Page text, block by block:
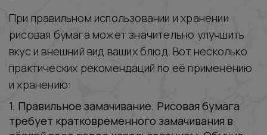
При правильном использовании и хранении
рисовая бумага может значительно улучшить
вкус и внешний вид ваших блюд. Вот несколько
практических рекомендаций по её применению
и хранению:
1. Правильное замачивание. Рисовая бумага
требует кратковременного замачивания в